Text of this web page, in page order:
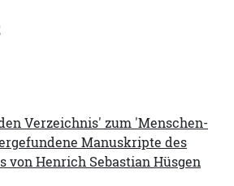
Verzeichnis' zum 'Menschen-
Manuskripte des
von Henrich Sebastian Hüsgen